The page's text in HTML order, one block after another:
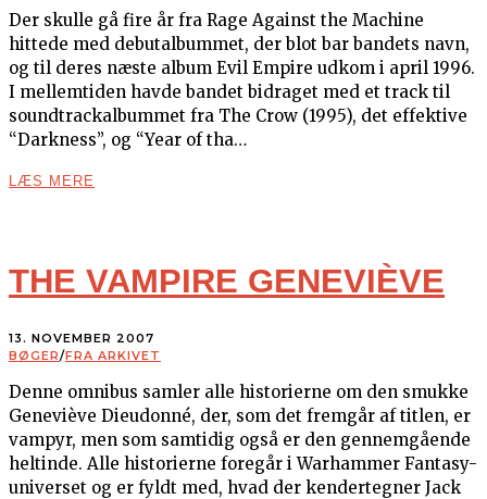
Der skulle gå fire år fra Rage Against the Machine
hittede med debutalbummet, der blot bar bandets navn,
og til deres næste album Evil Empire udkom i april 1996.
I mellemtiden havde bandet bidraget med et track til
soundtrackalbummet fra The Crow (1995), det effektive
“Darkness”, og “Year of tha…
LÆS MERE
THE VAMPIRE GENEVIÈVE
13. NOVEMBER 2007
BØGER/FRA ARKIVET
Denne omnibus samler alle historierne om den smukke
Geneviève Dieudonné, der, som det fremgår af titlen, er
vampyr, men som samtidig også er den gennemgående
heltinde. Alle historierne foregår i Warhammer Fantasy-
universet og er fyldt med, hvad der kendertegner Jack